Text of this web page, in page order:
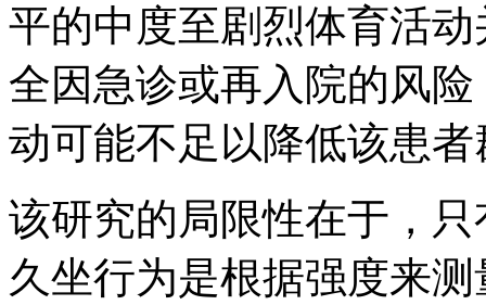
平的中度至剧烈体育活
全因急诊或再入院的风
动可能不足以降低该患
该研究的局限性在于，
久坐行为是根据强度来